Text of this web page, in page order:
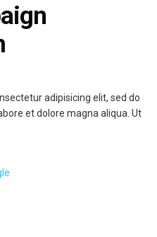
adipisicing elit, sed do
et dolore magna aliqua. Ut